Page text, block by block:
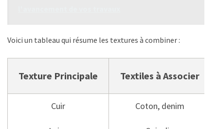
Voici un tableau qui résume les textures à combiner :
Texture Principale Textiles à Associer
Cuir Coton, denim